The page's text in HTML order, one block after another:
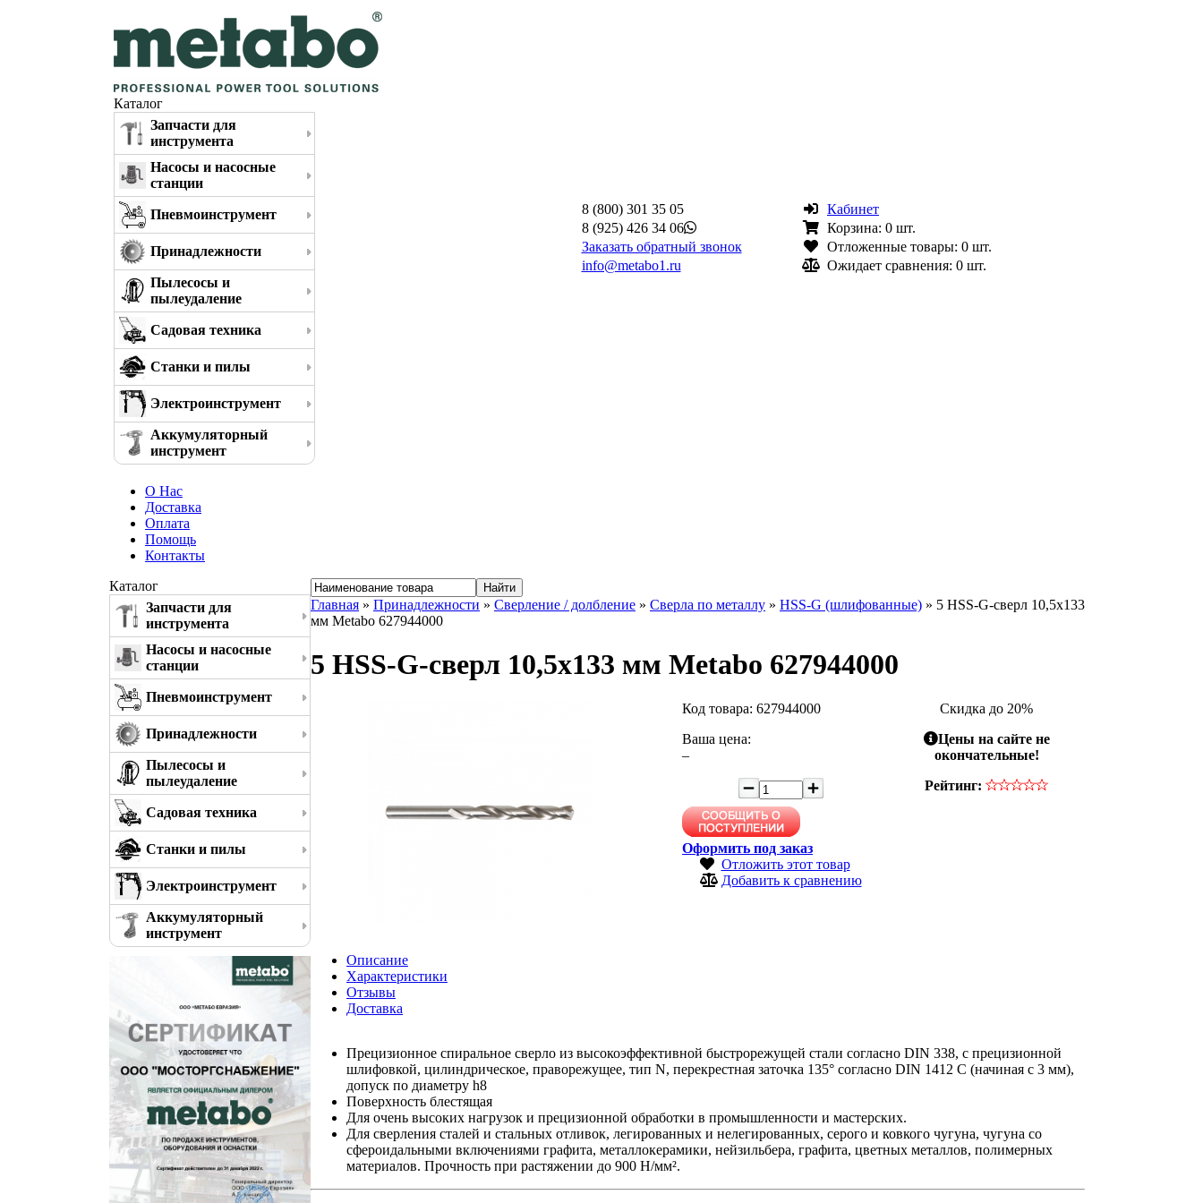
Каталог
Запчасти для
инструмента
Насосы и насосные
станции
Пневмоинструмент
Принадлежности
Пылесосы и
пылеудаление
Садовая техника
Станки и пилы
Электроинструмент
Аккумуляторный
инструмент
8 (800) 301 35 05
8 (925) 426 34 06
Заказать обратный звонок
info@metabo1.ru
Кабинет
Корзина: 0 шт.
Отложенные товары: 0 шт.
Ожидает сравнения: 0 шт.
О Нас
Доставка
Оплата
Помощь
Контакты
Каталог
Запчасти для
инструмента
Насосы и насосные
станции
Пневмоинструмент
Принадлежности
Пылесосы и
пылеудаление
Садовая техника
Станки и пилы
Электроинструмент
Аккумуляторный
инструмент
Главная » Принадлежности » Сверление / долбление » Сверла по металлу » HSS-G (шлифованные) » 5 HSS-G-сверл 10,5x133
мм Metabo 627944000
5 HSS-G-сверл 10,5x133 мм Metabo 627944000
Код товара: 627944000
Ваша цена:
–
Оформить под заказ
Отложить этот товар
Добавить к сравнению
Скидка до 20%
Цены на сайте не
окончательные!
Рейтинг:
Описание
Характеристики
Отзывы
Доставка
Прецизионное спиральное сверло из высокоэффективной быстрорежущей стали согласно DIN 338, с прецизионной
шлифовкой, цилиндрическое, праворежущее, тип N, перекрестная заточка 135° согласно DIN 1412 C (начиная с 3 мм),
допуск по диаметру h8
Поверхность блестящая
Для очень высоких нагрузок и прецизионной обработки в промышленности и мастерских.
Для сверления сталей и стальных отливок, легированных и нелегированных, серого и ковкого чугуна, чугуна со
сфероидальными включениями графита, металлокерамики, нейзильбера, графита, цветных металлов, полимерных
материалов. Прочность при растяжении до 900 Н/мм².